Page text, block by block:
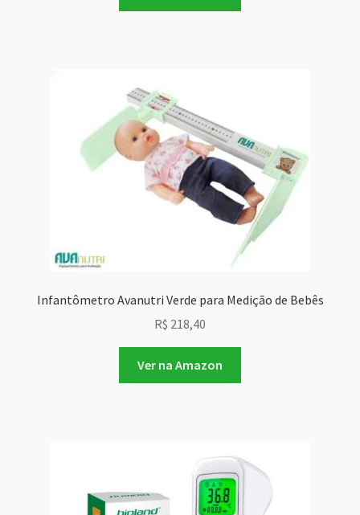
Infantômetro Avanutri Verde para Medição de Bebês
R$ 218,40
Ver na Amazon